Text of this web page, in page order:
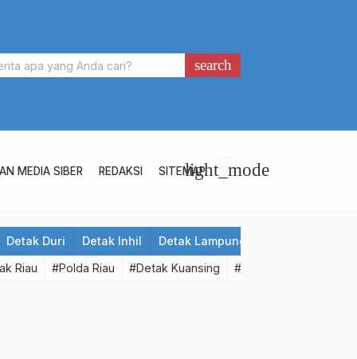
search
MEDIA SIBER REDAKSI SITEMAPlight_mode
Detak Duri Detak Inhil Detak Lampung
Riau
#Polda Riau #Detak Kuansing #Detak Pelalawan